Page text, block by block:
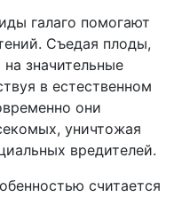
галаго помогают
Съедая плоды,
значительные
в естественном
они
уничтожая
вредителей.
считается